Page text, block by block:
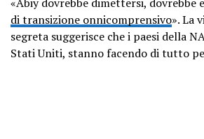
di transizione onnicomprensivo».La
segreta suggerisce che i paesi della
Stati Uniti, stanno facendo di tutto